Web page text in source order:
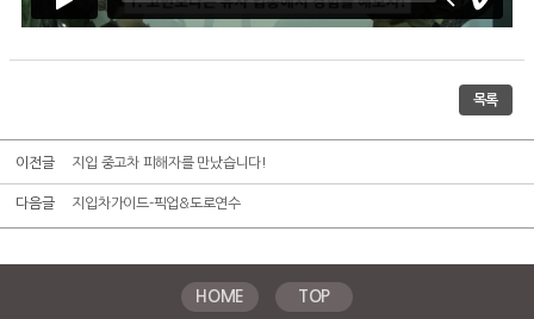
목록
이전글 지입 중고차 피해자를 만났습니다!
다음글 지입차가이드-픽업&도로연수
HOME TOP